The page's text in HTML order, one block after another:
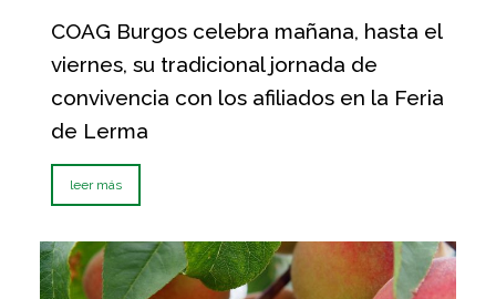
COAG Burgos celebra mañana, hasta el
viernes, su tradicional jornada de
convivencia con los afiliados en la Feria
de Lerma
leer más